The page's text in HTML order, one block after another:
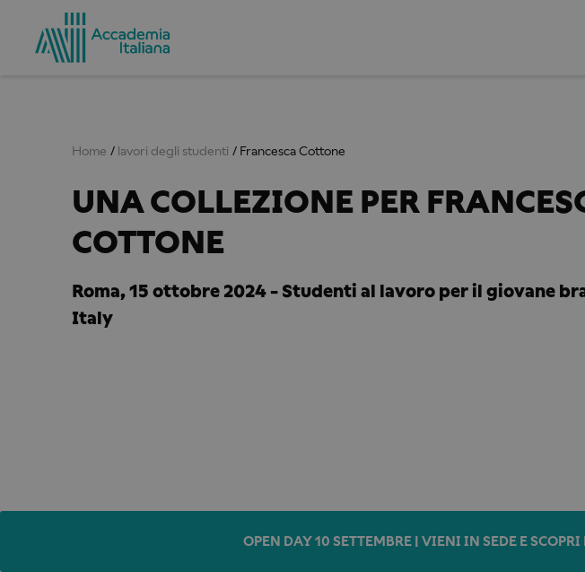
Home lavori degli studenti Francesca Cottone
UNA COLLEZIONE PER
COTTONE
Roma, 15 ottobre 2024 - Studenti al lavoro per il giovane
Italy
OPEN DAY 10 SETTEMBRE | VIENI IN SEDE E